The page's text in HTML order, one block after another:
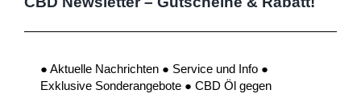
● Aktuelle Nachrichten ● Service und Info ●
Exklusive Sonderangebote ● CBD Öl gegen